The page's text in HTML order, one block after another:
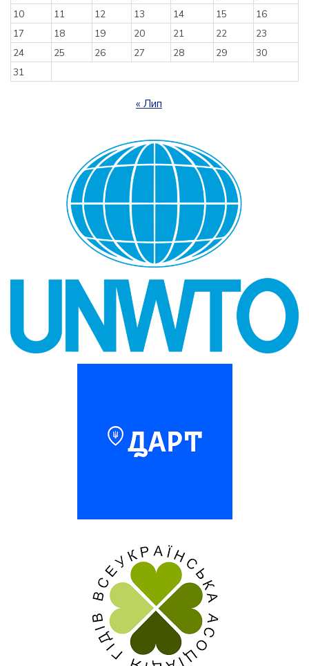
10
11 12 13 14 15
16
17
18 19 20 21 22
23
24
25 26 27 28 29
30
31
« Лип